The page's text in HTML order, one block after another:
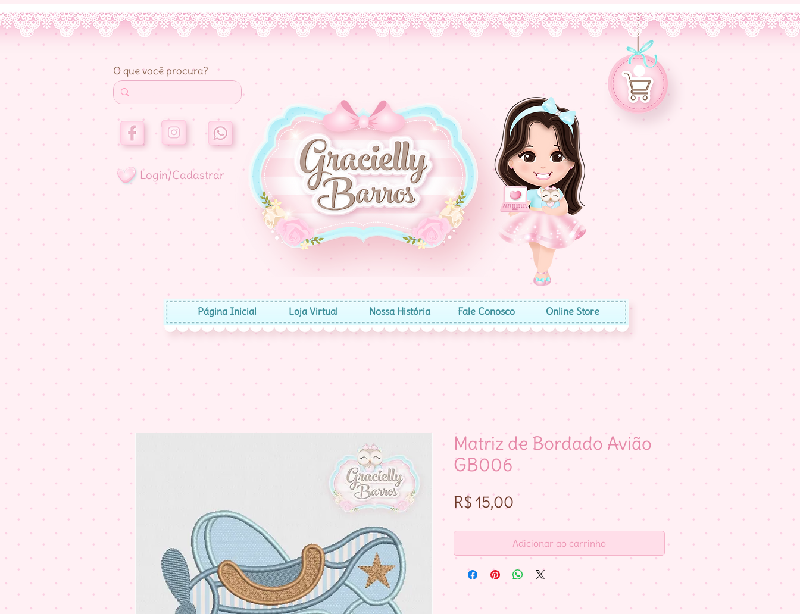
O que você procura?
Login/Cadastrar
Página Inicial Loja Virtual Nossa História Fale Conosco Online Store
Matriz de Bordado Avião
GB006
R$ 15,00 Preço
Adicionar ao carrinho